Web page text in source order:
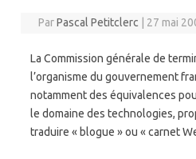
ParPascal Petitclerc 27 mai
La Commission générale de
l’organisme du gouvernement
notamment des équivalences
le domaine des technologies,
traduire « blogue » ou « carnet